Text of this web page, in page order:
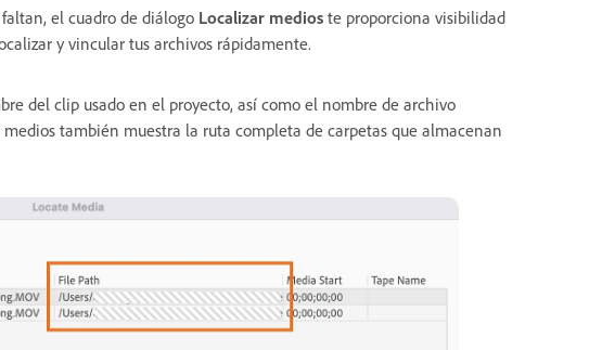
el cuadro de diálogo Localizar medios te proporciona visibilidad
y vincular tus archivos rápidamente.
del clip usado en el proyecto, así como el nombre de archivo
también muestra la ruta completa de carpetas que almacenan